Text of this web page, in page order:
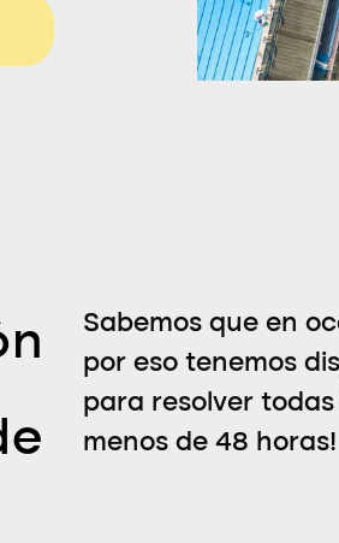
Sabemos que en
por eso tenemos
para resolver
menos de 48 horas!